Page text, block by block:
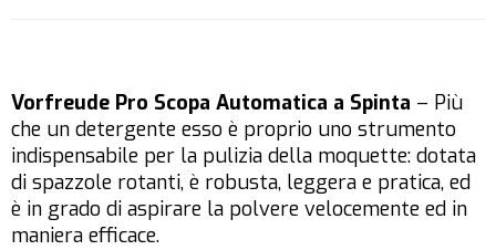
Vorfreude Pro Scopa Automatica a Spinta – Più
che un detergente esso è proprio uno strumento
indispensabile per la pulizia della moquette: dotata
di spazzole rotanti, è robusta, leggera e pratica, ed
è in grado di aspirare la polvere velocemente ed in
maniera efficace.